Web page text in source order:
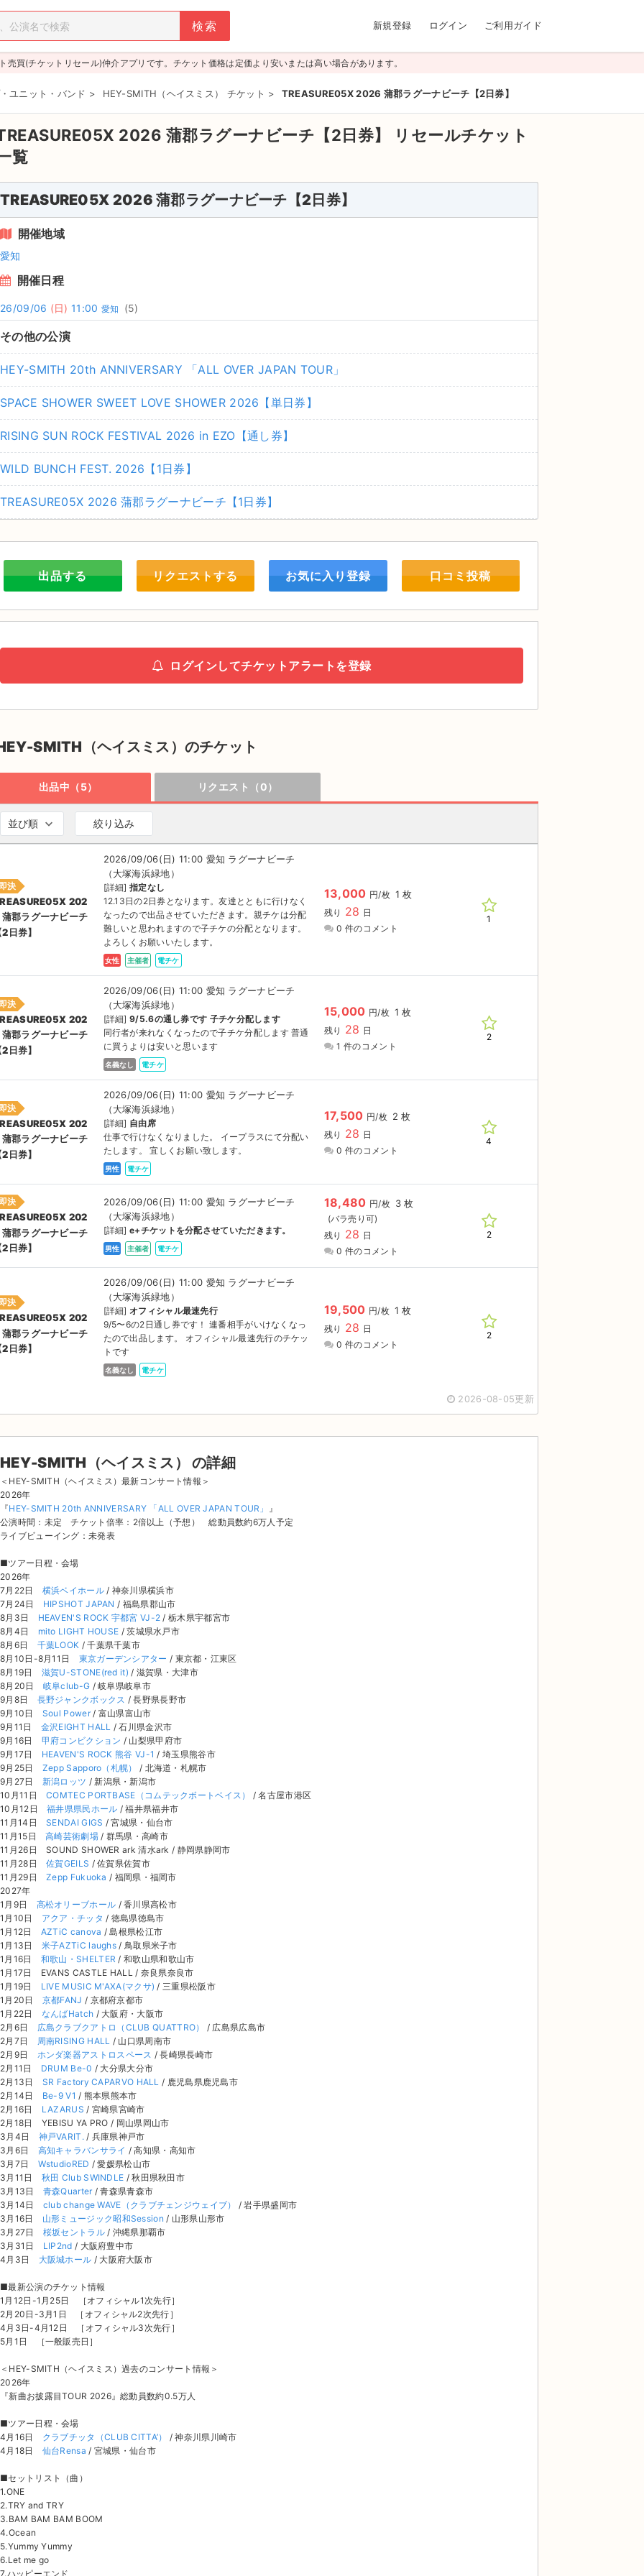
新規登録 ログイン ご利用ガイド
売買(チケットリセール)仲介アプリです。チケット価格は定価より安いまたは高い場合があります。
ユニット・バンド > HEY-SMITH（ヘイスミス） チケット > TREASURE05X 2026 蒲郡ラグーナビーチ【2日券】
2026 蒲郡ラグーナビーチ【2日券】
リセールチケット
覧
TREASURE05X 2026 蒲郡ラグーナビーチ【2日券】
開催地域
愛知
開催日程
26/09/06 (日) 11:00 愛知 (5)
その他の公演
HEY-SMITH 20th ANNIVERSARY 「ALL OVER JAPAN TOUR」
SPACE SHOWER SWEET LOVE SHOWER 2026【単日券】
RISING SUN ROCK FESTIVAL 2026 in EZO【通し券】
WILD BUNCH FEST. 2026【1日券】
TREASURE05X 2026 蒲郡ラグーナビーチ【1日券】
出品する リクエストする お気に入り登録 口コミ投稿
ログインしてチケットアラートを登録
SMITH（ヘイスミス）のチケット
出品中（5） リクエスト（0）
並び順 絞り込み
決
202
郡ラグーナビーチ
日券】
2026/09/06(日) 11:00 愛知 ラグーナビーチ
（大塚海浜緑地）
[詳細]指定なし
12.13日の2日券となります。友達とともに行けなく
なったので出品させていただきます。親チケは分配
難しいと思われますので子チケの分配となります。
よろしくお願いいたします。
女性 主催者 電チケ
13,000 円/枚 1 枚
残り 28 日
0 件のコメント
1
決
202
郡ラグーナビーチ
日券】
2026/09/06(日) 11:00 愛知 ラグーナビーチ
（大塚海浜緑地）
[詳細]9/5.6の通し券です 子チケ分配します
同行者が来れなくなったので子チケ分配します 普通
に買うよりは安いと思います
名義なし 電チケ
15,000 円/枚 1 枚
残り 28 日
1 件のコメント
2
決
202
郡ラグーナビーチ
日券】
2026/09/06(日) 11:00 愛知 ラグーナビーチ
（大塚海浜緑地）
[詳細] 自由席
仕事で行けなくなりました。 イープラスにて分配い
たします。 宜しくお願い致します。
男性 電チケ
17,500 円/枚 2 枚
残り 28 日
0 件のコメント
4
決
202
郡ラグーナビーチ
日券】
2026/09/06(日) 11:00 愛知 ラグーナビーチ
（大塚海浜緑地）
[詳細]e+チケットを分配させていただきます。
男性 主催者 電チケ
18,480 円/枚 3 枚
残り 28 日
0 件のコメント
2
決
202
郡ラグーナビーチ
日券】
2026/09/06(日) 11:00 愛知 ラグーナビーチ
（大塚海浜緑地）
[詳細]オフィシャル最速先行
9/5〜6の2日通し券です！ 連番相手がいけなくなっ
たので出品します。 オフィシャル最速先行のチケッ
トです
名義なし 電チケ
19,500 円/枚 1 枚
残り 28 日
0 件のコメント
2
2026-08-05更新
HEY-SMITH（ヘイスミス） の詳細
＜HEY-SMITH（ヘイスミス）最新コンサート情報＞
2026年
『HEY-SMITH 20th ANNIVERSARY 「ALL OVER JAPAN TOUR」
』
公演時間：未定 チケット倍率：2倍以上（予想） 総動員数約6万人予定
ライブビューイング：未発表
■ツアー日程・会場
2026年
7月22日 横浜ベイホール/ 神奈川県横浜市
7月24日 HIPSHOT JAPAN / 福島県郡山市
8月3日 HEAVEN'S ROCK 宇都宮 VJ-2 / 栃木県宇都宮市
8月4日 mito LIGHT HOUSE / 茨城県水戸市
8月6日 千葉LOOK / 千葉県千葉市
8月10日-8月11日 東京ガーデンシアター / 東京都・江東区
8月19日 滋賀U-STONE(red it) / 滋賀県・大津市
8月20日 岐阜club-G / 岐阜県岐阜市
9月8日 長野ジャンクボックス / 長野県長野市
9月10日 Soul Power/ 富山県富山市
9月11日 金沢EIGHT HALL
/ 石川県金沢市
9月16日 甲府コンビクション / 山梨県甲府市
9月17日 HEAVEN'S ROCK 熊谷 VJ-1 / 埼玉県熊谷市
9月25日 Zepp Sapporo（札幌）
/ 北海道・札幌市
9月27日 新潟ロッツ / 新潟県・新潟市
10月11日COMTEC PORTBASE（コムテックボートベイス）
/ 名古屋市港区
10月12日福井県県民ホール / 福井県福井市
11月14日SENDAI GIGS / 宮城県・仙台市
11月15日高崎芸術劇場/ 群馬県・高崎市
11月26日 SOUND SHOWER ark 清水ark / 静岡県静岡市
11月28日佐賀GEILS / 佐賀県佐賀市
11月29日Zepp Fukuoka / 福岡県・福岡市
2027年
1月9日 高松オリーブホール / 香川県高松市
1月10日 アクア・チッタ / 徳島県徳島市
1月12日 AZTiC canova / 島根県松江市
1月13日 米子AZTiC laughs / 鳥取県米子市
1月16日 和歌山・SHELTER / 和歌山県和歌山市
1月17日 EVANS CASTLE HALL / 奈良県奈良市
1月19日 LIVE MUSIC M'AXA(マクサ) / 三重県松阪市
1月20日 京都FANJ / 京都府京都市
1月22日 なんばHatch / 大阪府・大阪市
2月6日 広島クラブクアトロ（CLUB QUATTRO）
/ 広島県広島市
2月7日 周南RISING HALL
/ 山口県周南市
2月9日 ホンダ楽器アストロスペース / 長崎県長崎市
2月11日 DRUM Be-0 / 大分県大分市
2月13日 SR Factory CAPARVO HALL
/ 鹿児島県鹿児島市
2月14日 Be-9 V1 / 熊本県熊本市
2月16日 LAZARUS / 宮崎県宮崎市
2月18日 YEBISU YA PRO / 岡山県岡山市
3月4日 神戸VARIT. / 兵庫県神戸市
3月6日 高知キャラバンサライ / 高知県・高知市
3月7日 WstudioRED / 愛媛県松山市
3月11日 秋田 Club SWINDLE / 秋田県秋田市
3月13日 青森Quarter/ 青森県青森市
3月14日 club change WAVE（クラブチェンジウェイブ）
/ 岩手県盛岡市
3月16日 山形ミュージック昭和Session / 山形県山形市
3月27日 桜坂セントラル/ 沖縄県那覇市
3月31日 LIP2nd / 大阪府豊中市
4月3日 大阪城ホール / 大阪府大阪市
■最新公演のチケット情報
1月12日-1月25日 ［オフィシャル1次先行］
2月20日-3月1日 ［オフィシャル2次先行］
4月3日-4月12日 ［オフィシャル3次先行］
5月1日 ［一般販売日］
＜HEY-SMITH（ヘイスミス）過去のコンサート情報＞
2026年
『新曲お披露目TOUR 2026』総動員数約0.5万人
■ツアー日程・会場
4月16日 クラブチッタ（CLUB CITTA’）
/ 神奈川県川崎市
4月18日 仙台Rensa / 宮城県・仙台市
■セットリスト（曲）
1.ONE
2.TRY and TRY
3.BAM BAM BAM BOOM
4.Ocean
5.Yummy Yummy
6.Let me go
7.ハッピーエンド